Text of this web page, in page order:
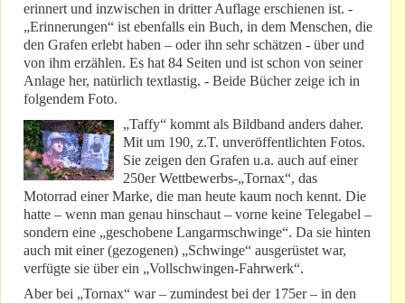
erinnert und inzwischen in dritter Auflage erschienen ist. -
„Erinnerungen“ ist ebenfalls ein Buch, in dem Menschen, die
den Grafen erlebt haben – oder ihn sehr schätzen - über und
von ihm erzählen. Es hat 84 Seiten und ist schon von seiner
Anlage her, natürlich textlastig. - Beide Bücher zeige ich in
folgendem Foto.
„Taffy“ kommt als Bildband anders daher.
Mit um 190, z.T. unveröffentlichten Fotos.
Sie zeigen den Grafen u.a. auch auf einer
250er Wettbewerbs-„Tornax“, das
Motorrad einer Marke, die man heute kaum noch kennt. Die
hatte – wenn man genau hinschaut – vorne keine Telegabel –
sondern eine „geschobene Langarmschwinge“. Da sie hinten
auch mit einer (gezogenen) „Schwinge“ ausgerüstet war,
verfügte sie über ein „Vollschwingen-Fahrwerk“.
Aber bei „Tornax“ war – zumindest bei der 175er – in den